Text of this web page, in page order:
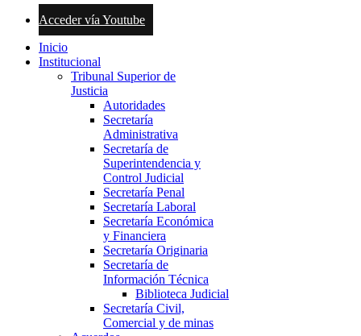
Acceder vía Youtube
Inicio
Institucional
Tribunal Superior de
Justicia
Autoridades
Secretaría
Administrativa
Secretaría de
Superintendencia y
Control Judicial
Secretaría Penal
Secretaría Laboral
Secretaría Económica
y Financiera
Secretaría Originaria
Secretaría de
Información Técnica
Biblioteca Judicial
Secretaría Civil,
Comercial y de minas